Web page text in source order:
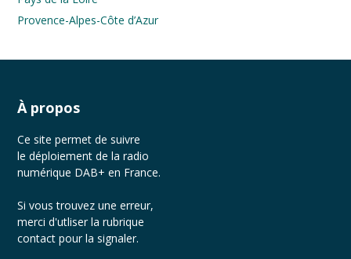
Provence-Alpes-Côte d’Azur
À propos
Ce site permet de suivre
le déploiement de la radio
numérique DAB+ en France.
Si vous trouvez une erreur,
merci d'utliser la rubrique
contact pour la signaler.